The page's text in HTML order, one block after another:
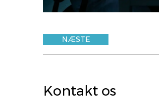
NÆSTE
Kontakt os